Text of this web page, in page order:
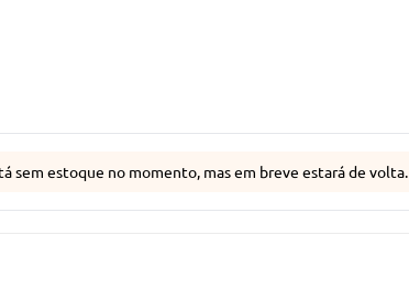
sem estoque no momento, mas em breve estará de volta.